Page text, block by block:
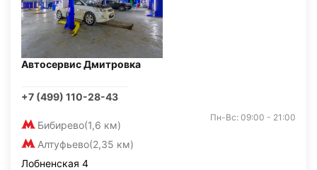
Автосервис Дмитровка
+7 (499) 110-28-43
Бибирево(1,6 км)
Алтуфьево(2,35 км)
Пн-Вс: 09:00 - 21:00
Лобненская 4